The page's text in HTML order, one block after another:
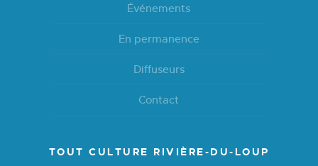
Événements
En permanence
Diffuseurs
Contact
TOUT CULTURE RIVIÈRE-DU-LOUP